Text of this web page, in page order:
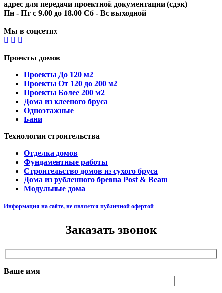
адрес для передачи проектной документации (сдэк)
Пн - Пт с 9.00 до 18.00 Сб - Вс выходной
Мы в соцсетях
Проекты домов
Проекты До 120 м2
Проекты От 120 до 200 м2
Проекты Более 200 м2
Дома из клееного бруса
Одноэтажные
Бани
Технологии строительства
Отделка домов
Фундаментные работы
Строительство домов из сухого бруса
Дома из рубленного бревна Post & Beam
Модульные дома
Информация на сайте, не является публичной офертой
Заказать звонок
Ваше имя